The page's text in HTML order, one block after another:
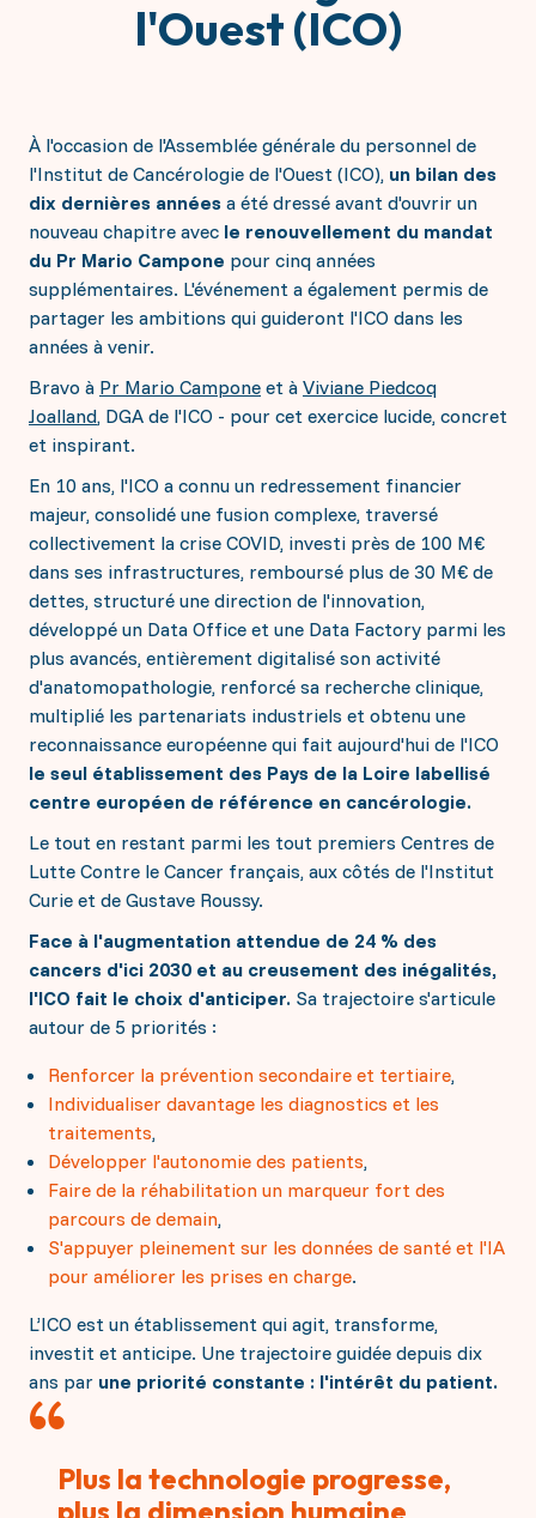
Les projets à soutenir
Les séquelles des traitements
Le soutien aux jeunes chercheurs 2026
La radiothérapie Flash
Vos dons agissent
Acquisition d’un mammographe 3D haute
technologie
Création d’une plateforme d’épigénétique
Accompagnement des jeunes patient(e)s
Inst'Aja
Le soutien aux jeunes chercheurs 2025
Sac 1ère cure
Répondre à toutes vos questions
donatrices, nous n’aurions pas pu accomplir autant
de progrès dans la lutte contre le cancer.
Faire un don ponctuel ou régulier
S'engager en mécénat d'entreprise
Collecter en mémoire d'un proche
Transmettre par legs, donation ou assurance vie
Donner via l'IFI
S'investir personnellement
J'organise un événement
l'Ouest (ICO)
À l'occasion de l'Assemblée générale du personnel de
l'Institut de Cancérologie de l'Ouest (ICO), un bilan des
dix dernières années a été dressé avant d'ouvrir un
nouveau chapitre avec le renouvellement du mandat
du Pr Mario Campone pour cinq années
supplémentaires. L'événement a également permis de
partager les ambitions qui guideront l'ICO dans les
années à venir.
Bravo à Pr Mario Campone et à Viviane Piedcoq
Joalland, DGA de l'ICO - pour cet exercice lucide, concret
et inspirant.
En 10 ans, l'ICO a connu un redressement financier
majeur, consolidé une fusion complexe, traversé
collectivement la crise COVID, investi près de 100 M€
dans ses infrastructures, remboursé plus de 30 M€ de
dettes, structuré une direction de l'innovation,
développé un Data Office et une Data Factory parmi les
plus avancés, entièrement digitalisé son activité
d'anatomopathologie, renforcé sa recherche clinique,
multiplié les partenariats industriels et obtenu une
reconnaissance européenne qui fait aujourd'hui de l'ICO
le seul établissement des Pays de la Loire labellisé
centre européen de référence en cancérologie.
Le tout en restant parmi les tout premiers Centres de
Lutte Contre le Cancer français, aux côtés de l'Institut
Curie et de Gustave Roussy.
Face à l'augmentation attendue de 24 % des
cancers d'ici 2030 et au creusement des inégalités,
l'ICO fait le choix d'anticiper. Sa trajectoire s'articule
autour de 5 priorités :
Renforcer la prévention secondaire et tertiaire,
Individualiser davantage les diagnostics et les
traitements,
Développer l'autonomie des patients,
Faire de la réhabilitation un marqueur fort des
parcours de demain,
S'appuyer pleinement sur les données de santé et l'IA
pour améliorer les prises en charge.
L’ICO est un établissement qui agit, transforme,
investit et anticipe. Une trajectoire guidée depuis dix
ans par une priorité constante : l'intérêt du patient.
Plus la technologie progresse,
plus la dimension humaine